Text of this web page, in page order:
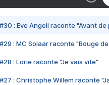
#30 : Eve Angeli raconte "Avant de
#29 : MC Solaar raconte "Bouge
#28 : Lorie raconte "Je vais vite"
#27 : Christophe Willem raconte